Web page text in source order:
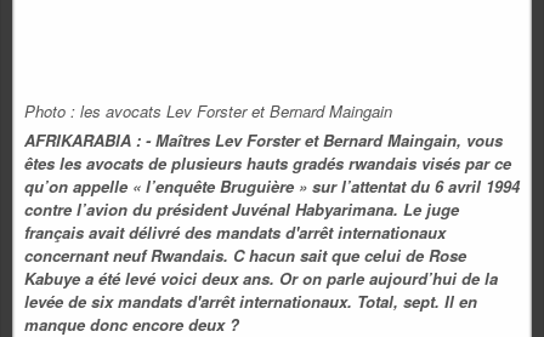
Photo : les avocats Lev Forster et Bernard Maingain
AFRIKARABIA : - Maîtres Lev Forster et Bernard Maingain, vous
êtes les avocats de plusieurs hauts gradés rwandais visés par ce
qu’on appelle « l’enquête Bruguière » sur l’attentat du 6 avril 1994
contre l’avion du président Juvénal Habyarimana. Le juge
français avait délivré des mandats d'arrêt internationaux
concernant neuf Rwandais. C hacun sait que celui de Rose
Kabuye a été levé voici deux ans. Or on parle aujourd’hui de la
levée de six mandats d'arrêt internationaux. Total, sept. Il en
manque donc encore deux ?